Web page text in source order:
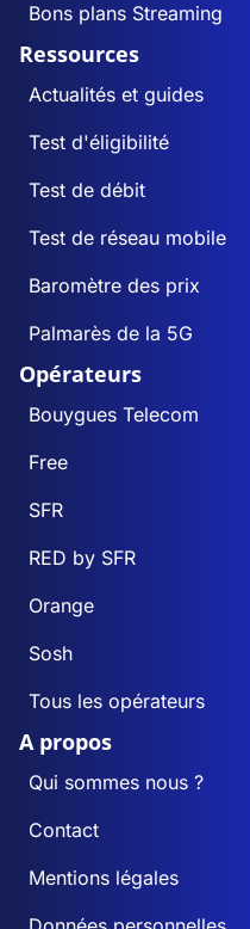
Bons plans Streaming
Ressources
Actualités et guides
Test d'éligibilité
Test de débit
Test de réseau mobile
Baromètre des prix
Palmarès de la 5G
Opérateurs
Bouygues Telecom
Free
SFR
RED by SFR
Orange
Sosh
Tous les opérateurs
A propos
Qui sommes nous ?
Contact
Mentions légales